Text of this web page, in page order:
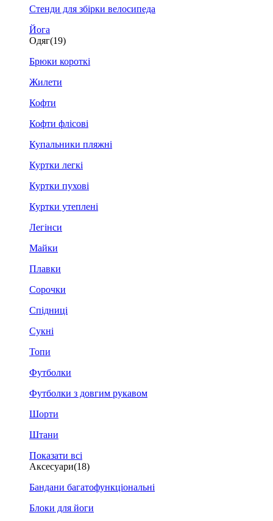
Стенди для збірки велосипеда
Йога
Одяг(19)
Брюки короткі
Жилети
Кофти
Кофти флісові
Купальники пляжні
Куртки легкі
Куртки пухові
Куртки утеплені
Легінси
Майки
Плавки
Сорочки
Спідниці
Сукні
Топи
Футболки
Футболки з довгим рукавом
Шорти
Штани
Показати всі
Аксесуари(18)
Бандани багатофункціональні
Блоки для йоги